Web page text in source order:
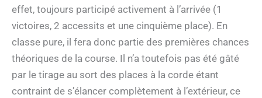
effet, toujours participé activement à l’arrivée (1
victoires, 2 accessits et une cinquième place). En
classe pure, il fera donc partie des premières chances
théoriques de la course. Il n’a toutefois pas été gâté
par le tirage au sort des places à la corde étant
contraint de s’élancer complètement à l’extérieur, ce